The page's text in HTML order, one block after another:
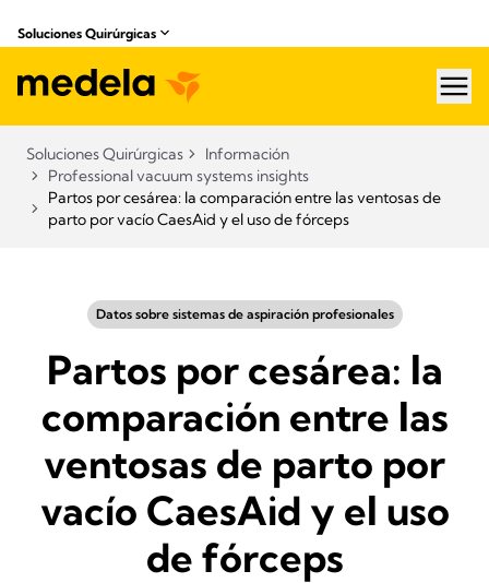
Soluciones Quirúrgicas
Soluciones Quirúrgicas
Información
Professional vacuum systems insights
Partos por cesárea: la comparación entre las ventosas de
parto por vacío CaesAid y el uso de fórceps
Datos sobre sistemas de aspiración profesionales
Partos por cesárea: la
comparación entre las
ventosas de parto por
vacío CaesAid y el uso
de fórceps